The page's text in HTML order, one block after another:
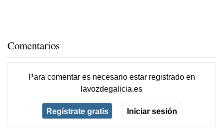
Comentarios
Para comentar es necesario estar registradoen
lavozdegalicia.es
Regístrate gratis Iniciar sesión